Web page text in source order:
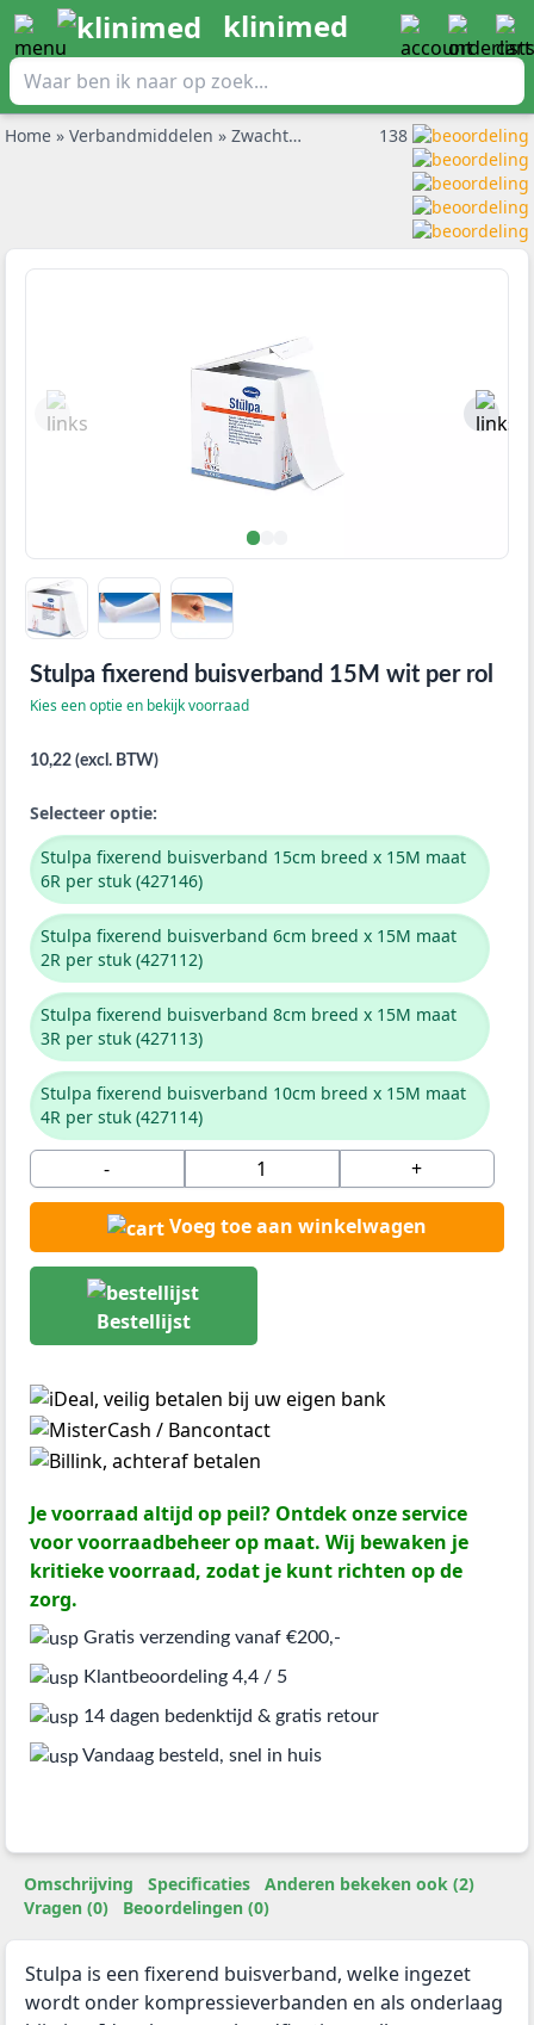
klinimed
Home » Verbandmiddelen » Zwachtels en buisverband »Stulpa
138
Stulpa fixerend buisverband 15M wit per rol
Kies een optie en bekijk voorraad
10,22 (excl. BTW)
Selecteer optie:
Stulpa fixerend buisverband 15cm breed x 15M maat
6R per stuk (427146)
Stulpa fixerend buisverband 6cm breed x 15M maat
2R per stuk (427112)
Stulpa fixerend buisverband 8cm breed x 15M maat
3R per stuk (427113)
Stulpa fixerend buisverband 10cm breed x 15M maat
4R per stuk (427114)
- +
Voeg toe aan winkelwagen
Bestellijst
Je voorraad altijd op peil? Ontdek onze service
voor voorraadbeheer op maat. Wij bewaken je
kritieke voorraad, zodat je kunt richten op de
zorg.
Gratis verzending vanaf €200,-
Klantbeoordeling 4,4 / 5
14 dagen bedenktijd & gratis retour
Vandaag besteld, snel in huis
Omschrijving Specificaties
Anderen bekeken ook (2)
Vragen (0)
Beoordelingen (0)
Stulpa is een fixerend buisverband, welke ingezet
wordt onder kompressieverbanden en als onderlaag